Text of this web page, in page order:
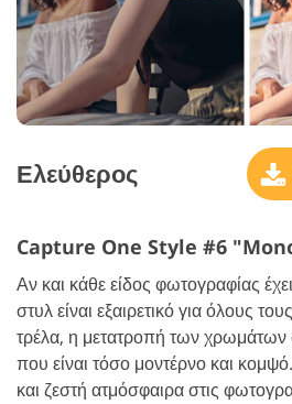
Ελεύθερος
Capture One Style #6
Αν και κάθε είδος φωτογραφίας
στυλ είναι εξαιρετικό για όλους
τρέλα, η μετατροπή των χρωμάτων
που είναι τόσο μοντέρνο και
και ζεστή ατμόσφαιρα στις